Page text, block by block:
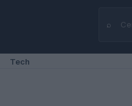
⌕
Cerca
Tech